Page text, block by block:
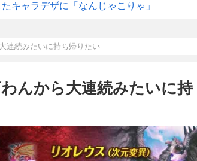
キャラデザに「なんじゃこりゃ」
連続みたいに持ち帰りたい
んから大連続みたいに持